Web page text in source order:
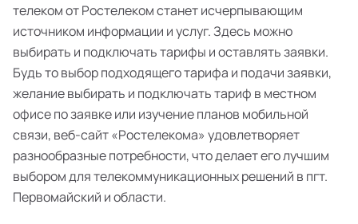
телеком от Ростелеком станет исчерпывающим
источником информации и услуг. Здесь можно
выбирать и подключать тарифы и оставлять заявки.
Будь то выбор подходящего тарифа и подачи заявки,
желание выбирать и подключать тариф в местном
офисе по заявке или изучение планов мобильной
связи, веб-сайт «Ростелекома» удовлетворяет
разнообразные потребности, что делает его лучшим
выбором для телекоммуникационных решений в пгт.
Первомайский и области.